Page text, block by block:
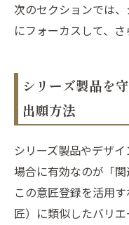
次のセクションでは
にフォーカスして、さ
シリーズ製品を
出願方法
シリーズ製品やデザ
場合に有効なのが「関
この意匠登録を活用
匠）に類似したバリ